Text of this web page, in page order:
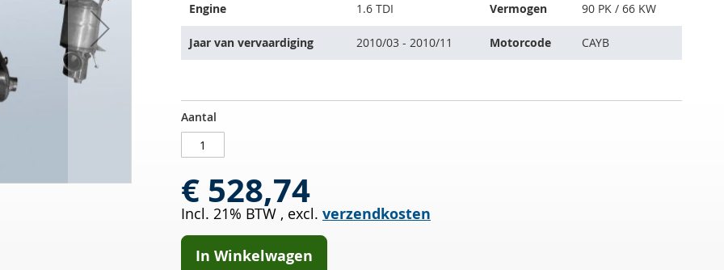
op
de
volgende
voertuigen:
Engine 1.6 TDI Vermogen 90 PK / 66 KW
Jaar van vervaardiging 2010/03 - 2010/11 Motorcode CAYB
Roetfilter
SKODA
Fabia
TDI
(5J2)
OP
VOORRAAD
Aantal
€ 528,74
Incl. 21% BTW , excl. verzendkosten
In Winkelwagen